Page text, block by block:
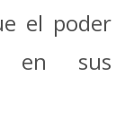
el poder
en sus